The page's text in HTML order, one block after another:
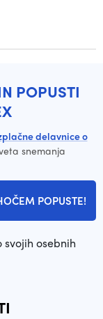
POPUSTI
delavnice o
snemanja
POPUSTE!
osebnih